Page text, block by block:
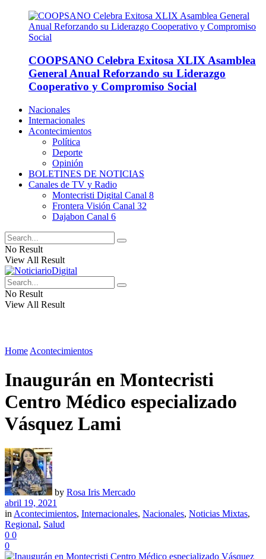
COOPSANO Celebra Exitosa XLIX Asamblea
General Anual Reforzando su Liderazgo
Cooperativo y Compromiso Social
Nacionales
Internacionales
Acontecimientos
Política
Deporte
Opinión
BOLETINES DE NOTICIAS
Canales de TV y Radio
Montecristi Digital Canal 8
Frontera Visión Canal 32
Dajabon Canal 6
No Result
View All Result
No Result
View All Result
Home Acontecimientos
Inaugurán en Montecristi
Centro Médico especializado
Vásquez Lami
by Rosa Iris Mercado
abril 19, 2021
in Acontecimientos, Internacionales, Nacionales, Noticias Mixtas,
Regional, Salud
0 0
0